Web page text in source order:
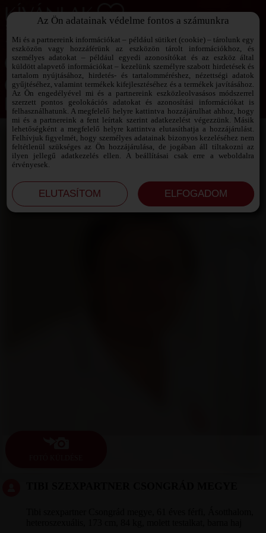
Add át magad a vágyaidnak!
Jelszó emlékeztető ›
Jegyezd meg az adataimat!
Az Ön adatainak védelme fontos a számunkra
Mi és a partnereink információkat – például sütiket (cookie) – tárolunk egy
eszközön vagy hozzáférünk az eszközön tárolt információkhoz, és
személyes adatokat – például egyedi azonosítókat és az eszköz által
küldött alapvető információkat – kezelünk személyre szabott hirdetések és
tartalom nyújtásához, hirdetés- és tartalomméréshez, nézettségi adatok
gyűjtéséhez, valamint termékek kifejlesztéséhez és a termékek javításához.
Az Ön engedélyével mi és a partnereink eszközleolvasásos módszerrel
szerzett pontos geolokációs adatokat és azonosítási információkat is
felhasználhatunk. A megfelelő helyre kattintva hozzájárulhat ahhoz, hogy
mi és a partnereink a fent leírtak szerint adatkezelést végezzünk. Másik
lehetőségként a megfelelő helyre kattintva elutasíthatja a hozzájárulást.
Felhívjuk figyelmét, hogy személyes adatainak bizonyos kezeléséhez nem
feltétlenül szükséges az Ön hozzájárulása, de jogában áll tiltakozni az
ilyen jellegű adatkezelés ellen. A beállításai csak erre a weboldalra
érvényesek.